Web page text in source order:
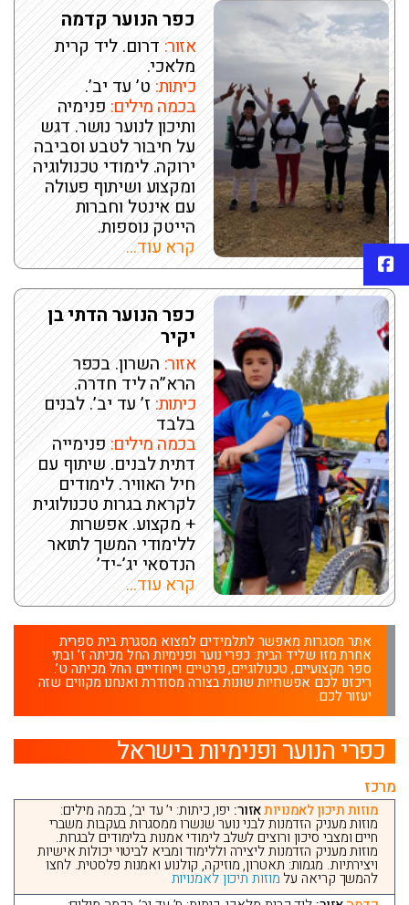
כפר הנוער קדמה
אזור:דרום. ליד קרית
מלאכי.
כיתות:ט’ עד יב’.
בכמה מילים:פנימיה
ותיכון לנוער נושר. דגש
על חיבור לטבע וסביבה
ירוקה. לימודי טכנולוגיה
ומקצוע ושיתוף פעולה
עם אינטל וחברות
הייטק נוספות.
קרא עוד...
כפר הנוער הדתי בן
יקיר
אזור:השרון. בכפר
הרא”ה ליד חדרה.
כיתות:ז’ עד יב’. לבנים
בלבד
בכמה מילים:פנימייה
דתית לבנים. שיתוף עם
חיל האוויר. לימודים
לקראת בגרות טכנולוגית
+ מקצוע. אפשרות
ללימודי המשך לתואר
הנדסאי יג’-יד’
קרא עוד...
אתר מסגרות מאפשר לתלמידים למצוא מסגרת בית ספרית
אחרת מזו שליד הבית: כפרי נוער ופנימיות החל מכיתה ז’ ובתי
ספר מקצועיים, טכנולוגיים, פרטיים וייחודיים החל מכיתה ט’.
ריכזנו לכם אפשרויות שונות בצורה מסודרת ואנחנו מקווים שזה
יעזור לכם.
כפרי הנוער ופנימיות בישראל
מרכז
מוזות תיכון לאמנויותאזור: יפו, כיתות: י’ עד יב’, בכמה מילים:
מוזות מעניק הזדמנות לבני נוער שנשרו ממסגרות בעקבות משברי
חיים ומצבי סיכון ורוצים לשלב לימודי אמנות בלימודים לבגרות.
מוזות מעניק הזדמנות ליצירה וללימוד ומביא לביטוי יכולות אישיות
ויצירתיות. מגמות: תאטרון, מוזיקה, קולנוע ואמנות פלסטית. לחצו
להמשך קריאה עלמוזות תיכון לאמנויות
פייסבוק